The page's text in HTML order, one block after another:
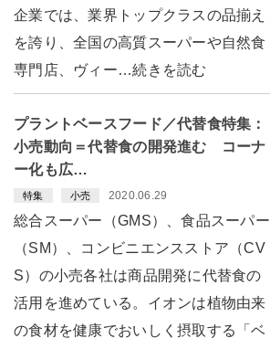
企業では、業界トップクラスの品揃え
を誇り、全国の高質スーパーや自然食
専門店、ヴィー…続きを読む
プラントベースフード／代替食特集：
小売動向＝代替食の開発進む コーナ
ー化も広…
特集 小売 2020.06.29
総合スーパー（GMS）、食品スーパー
（SM）、コンビニエンスストア（CV
S）の小売各社は商品開発に代替食の
活用を進めている。イオンは植物由来
の食材を健康でおいしく摂取する「ベ